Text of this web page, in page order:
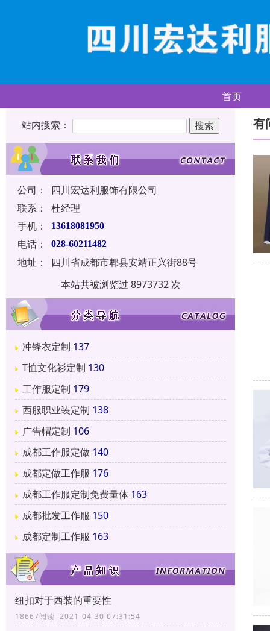
首页
站内搜索：
公司：
四川宏达利服饰有限公司
联系：
杜经理
手机：
13618081950
电话： 028-60211482
地址：
四川省成都市郫县安靖正兴街88号
本站共被浏览过 8973732 次
冲锋衣定制 137
T恤文化衫定制 130
工作服定制 179
西服职业装定制 138
广告帽定制 106
成都工作服定做 140
成都定做工作服 176
成都工作服定制免费量体 163
成都批发工作服 150
成都定制工作服 163
纽扣对于西装的重要性
18667阅读 2021-04-30 07:31:54
有